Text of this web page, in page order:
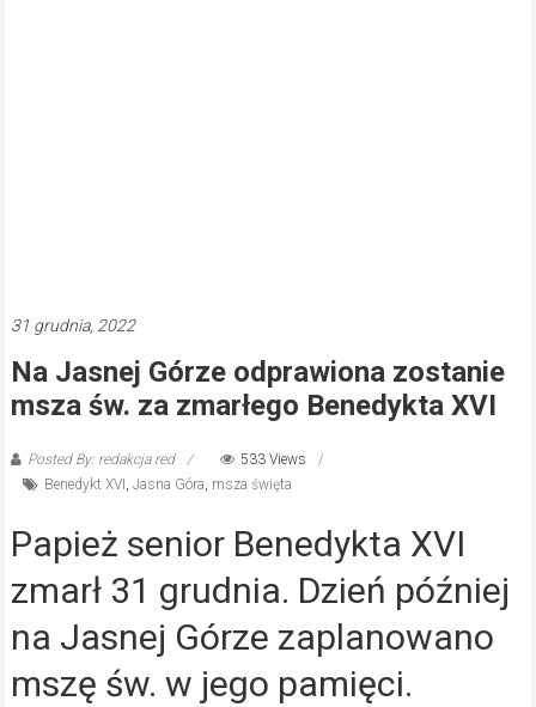
31 grudnia, 2022
Na Jasnej Górze odprawiona zostanie
msza św. za zmarłego Benedykta XVI
Posted By: redakcja red
533 Views
Benedykt XVI , Jasna Góra, msza święta
Papież senior Benedykta XVI
zmarł 31 grudnia. Dzień później
na Jasnej Górze zaplanowano
mszę św. w jego pamięci.